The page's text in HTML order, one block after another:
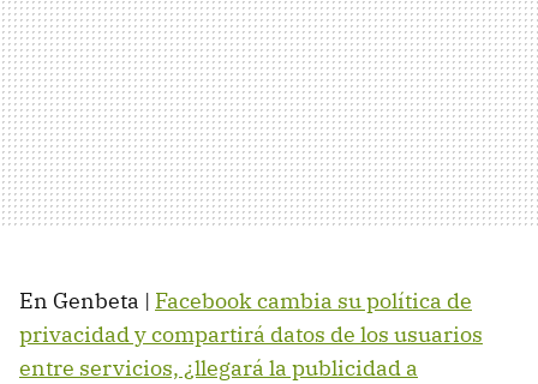
En Genbeta | Facebook cambia su política de
privacidad y compartirá datos de los usuarios
entre servicios, ¿llegará la publicidad a